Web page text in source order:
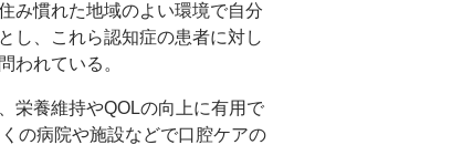
み慣れた地域のよい環境で自分
し、これら認知症の患者に対し
われている。
栄養維持やQOLの向上に有用で
の病院や施設などで口腔ケアの